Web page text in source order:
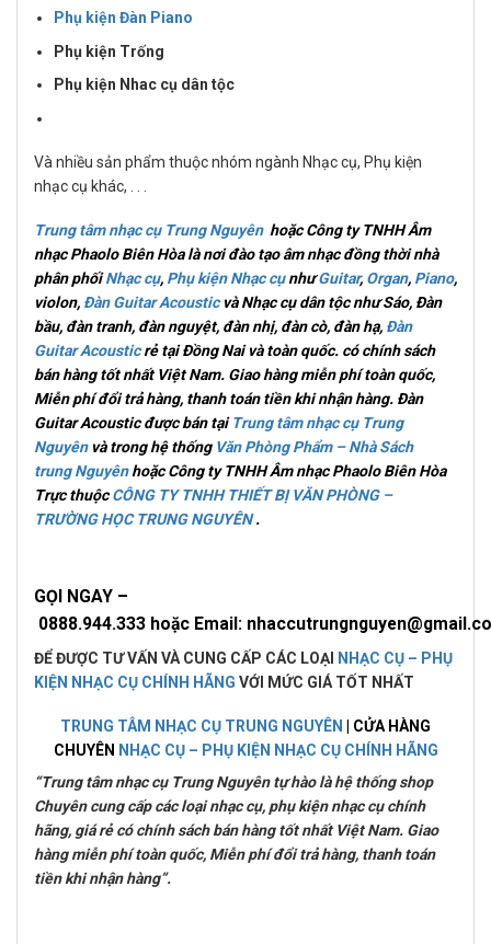
Phụ kiện Đàn Piano
Phụ kiện Trống
Phụ kiện Nhac cụ dân tộc
Và nhiều sản phẩm thuộc nhóm ngành Nhạc cụ, Phụ kiện
nhạc cụ khác, . . .
Trung tâm nhạc cụ Trung Nguyênhoặc Công ty TNHH Âm
nhạc Phaolo Biên Hòa là nơi đào tạo âm nhạc đồng thời nhà
phân phốiNhạc cụ, Phụ kiện Nhạc cụnhưGuitar, Organ, Piano,
violon, Đàn Guitar Acousticvà Nhạc cụ dân tộc như Sáo, Đàn
bầu, đàn tranh, đàn nguyệt, đàn nhị, đàn cò, đàn hạ, Đàn
Guitar Acousticrẻ tại Đồng Nai và toàn quốc. có chính sách
bán hàng tốt nhất Việt Nam. Giao hàng miễn phí toàn quốc,
Miễn phí đổi trả hàng, thanh toán tiền khi nhận hàng. Đàn
Guitar Acoustic được bán tạiTrung tâm nhạc cụ Trung
Nguyênvà trong hệ thống Văn Phòng Phẩm – Nhà Sách
trung Nguyênhoặc Công ty TNHH Âm nhạc Phaolo Biên Hòa
Trực thuộcCÔNG TY TNHH THIẾT BỊ VĂN PHÒNG –
TRƯỜNG HỌC TRUNG NGUYÊN.
GỌI NGAY –
0888.944.333 hoặc Email:
ĐỂ ĐƯỢC TƯ VẤN VÀ CUNG CẤP CÁC LOẠI
NHẠC CỤ – PHỤ
KIỆN NHẠC CỤ CHÍNH HÃNG VỚI MỨC GIÁ TỐT NHẤT
TRUNG TÂM NHẠC CỤ TRUNG NGUYÊN
| CỬA HÀNG
CHUYÊN NHẠC CỤ – PHỤ KIỆN NHẠC CỤ CHÍNH HÃNG
“Trung tâm nhạc cụ Trung Nguyên tự hào là hệ thống shop
Chuyên cung cấp các loại nhạc cụ, phụ kiện nhạc cụ chính
hãng, giá rẻ có chính sách bán hàng tốt nhất Việt Nam. Giao
hàng miễn phí toàn quốc, Miễn phí đổi trả hàng, thanh toán
tiền khi nhận hàng”.